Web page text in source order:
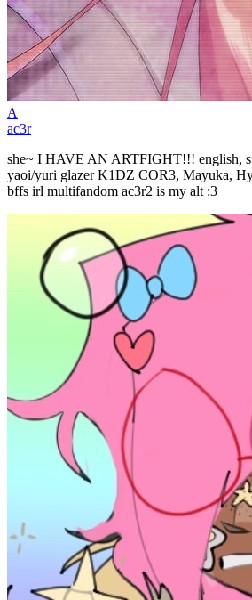
A
ac3r
she~ I HAVE AN ARTFIGHT!!! english,
yaoi/yuri glazer K1DZ COR3, Mayuka,
bffs irl multifandom ac3r2 is my alt :3